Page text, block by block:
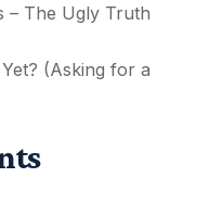
– The Ugly Truth
(Asking for a